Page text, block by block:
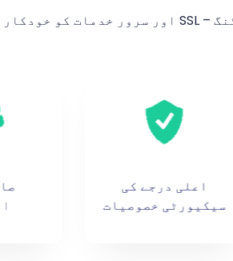
اعلی درجے کی
سیکیورٹی خصوصیات